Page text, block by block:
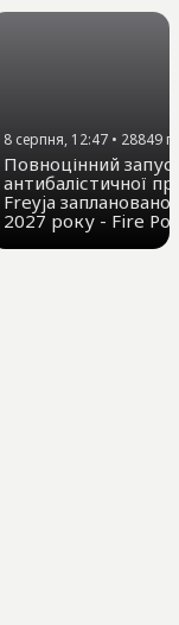
8 серпня, 12:47 • 28849
Повноцінний
антибалістичної
Freyja заплановано
2027 року - Fire